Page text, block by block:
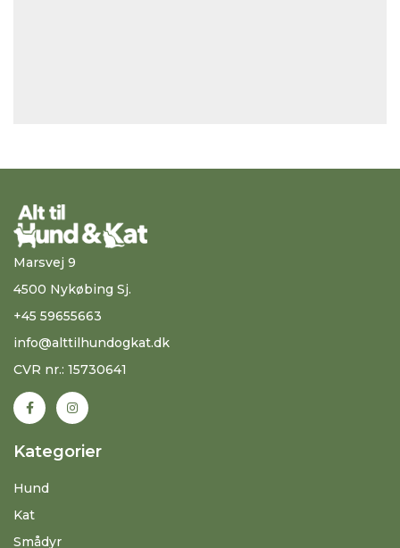
Marsvej 9
4500 Nykøbing Sj.
+45 59655663
info@alttilhundogkat.dk
CVR nr.: 15730641
Kategorier
Hund
Kat
Smådyr